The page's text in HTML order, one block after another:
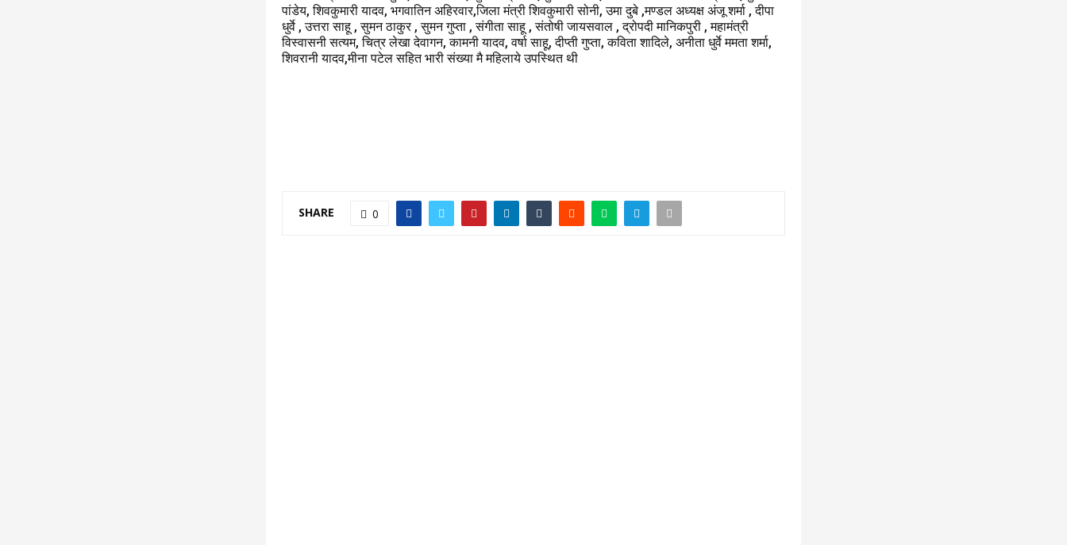
पांडेय, शिवकुमारी यादव, भगवातिन अहिरवार,जिला मंत्री शिवकुमारी सोनी, उमा दुबे ,मण्डल अध्यक्ष अंजू शर्मा , दीपा
धुर्वे , उत्तरा साहू , सुमन ठाकुर , सुमन गुप्ता , संगीता साहू , संतोषी जायसवाल , द्रोपदी मानिकपुरी , महामंत्री
विस्वासनी सत्यम, चित्र लेखा देवागन, कामनी यादव, वर्षा साहू, दीप्ती गुप्ता, कविता शादिले, अनीता धुर्वे ममता शर्मा,
शिवरानी यादव,मीना पटेल सहित भारी संख्या मै महिलाये उपस्थित थी
SHARE 0